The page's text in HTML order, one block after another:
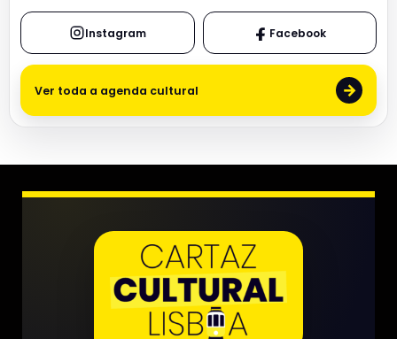
Instagram Facebook
Ver toda a agenda cultural →